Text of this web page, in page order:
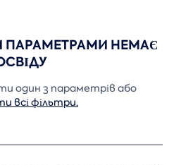
ПАРАМЕТРАМИ НЕМАЄ
один з параметрів або
всі фільтри.